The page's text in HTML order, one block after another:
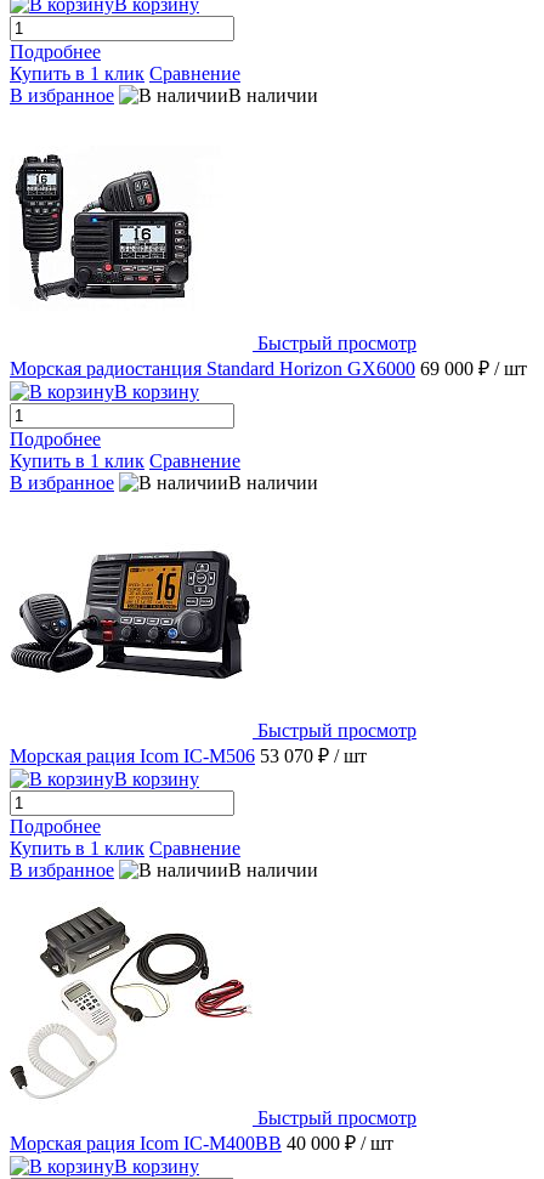
В корзину
Подробнее
Купить в 1 клик Сравнение
В избранное
В наличии
Быстрый просмотр
Морская радиостанция Standard Horizon GX6000 69 000 ₽ / шт
В корзину
Подробнее
Купить в 1 клик Сравнение
В избранное
В наличии
Быстрый просмотр
Морская рация Icom IC-M506 53 070 ₽ / шт
В корзину
Подробнее
Купить в 1 клик Сравнение
В избранное
В наличии
Быстрый просмотр
Морская рация Icom IC-M400BB 40 000 ₽ / шт
В корзину